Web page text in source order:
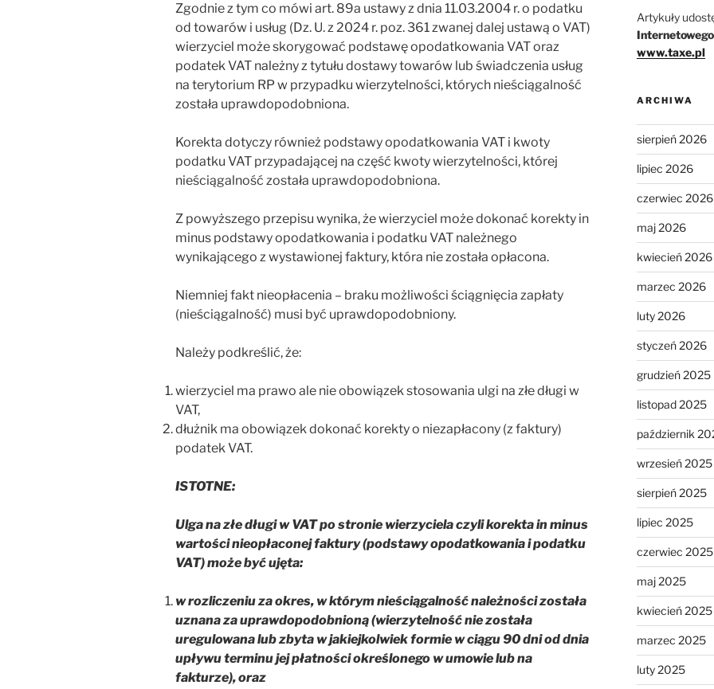
Zgodnie z tym co mówi art. 89a ustawy z dnia 11.03.2004 r. o podatku
od towarów i usług (Dz. U. z 2024 r. poz. 361 zwanej dalej ustawą o VAT)
wierzyciel może skorygować podstawę opodatkowania VAT oraz
podatek VAT należny z tytułu dostawy towarów lub świadczenia usług
na terytorium RP w przypadku wierzytelności, których nieściągalność
została uprawdopodobniona.
Korekta dotyczy również podstawy opodatkowania VAT i kwoty
podatku VAT przypadającej na część kwoty wierzytelności, której
nieściągalność została uprawdopodobniona.
Z powyższego przepisu wynika, że wierzyciel może dokonać korekty in
minus podstawy opodatkowania i podatku VAT należnego
wynikającego z wystawionej faktury, która nie została opłacona.
Niemniej fakt nieopłacenia – braku możliwości ściągnięcia zapłaty
(nieściągalność) musi być uprawdopodobniony.
Należy podkreślić, że:
wierzyciel ma prawo ale nie obowiązek stosowania ulgi na złe długi w
VAT,
dłużnik ma obowiązek dokonać korekty o niezapłacony (z faktury)
podatek VAT.
ISTOTNE:
Ulga na złe długi w VAT po stronie wierzyciela czyli korekta in minus
wartości nieopłaconej faktury (podstawy opodatkowania i podatku
VAT) może być ujęta:
w rozliczeniu za okres, w którym nieściągalność należności została
uznana za uprawdopodobnioną (wierzytelność nie została
uregulowana lub zbyta w jakiejkolwiek formie w ciągu 90 dni od dnia
upływu terminu jej płatności określonego w umowie lub na
fakturze), oraz
Artykuły
www.taxe.pl
ARCHIWA
sierpień 2026
lipiec 2026
czerwiec 2026
maj 2026
kwiecień 2026
marzec 2026
luty 2026
styczeń 2026
grudzień 2025
listopad 2025
październik
wrzesień 2025
sierpień 2025
lipiec 2025
czerwiec 2025
maj 2025
kwiecień 2025
marzec 2025
luty 2025